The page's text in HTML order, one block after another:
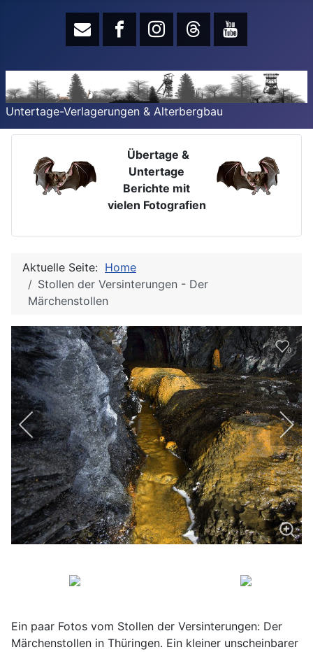
Untertage-Verlagerungen & Alterbergbau
Übertage &
Untertage
Berichte mit
vielen Fotografien
Aktuelle Seite: Home
Stollen der Versinterungen - Der
Märchenstollen
0
Ein paar Fotos vom Stollen der Versinterungen: Der
Märchenstollen in Thüringen. Ein kleiner unscheinbarer